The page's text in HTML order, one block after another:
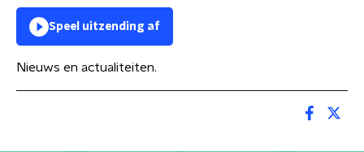
Speel uitzending af
Nieuws en actualiteiten.